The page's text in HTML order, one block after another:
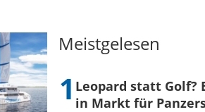
Meistgelesen
Leopard statt Golf?
in Markt für